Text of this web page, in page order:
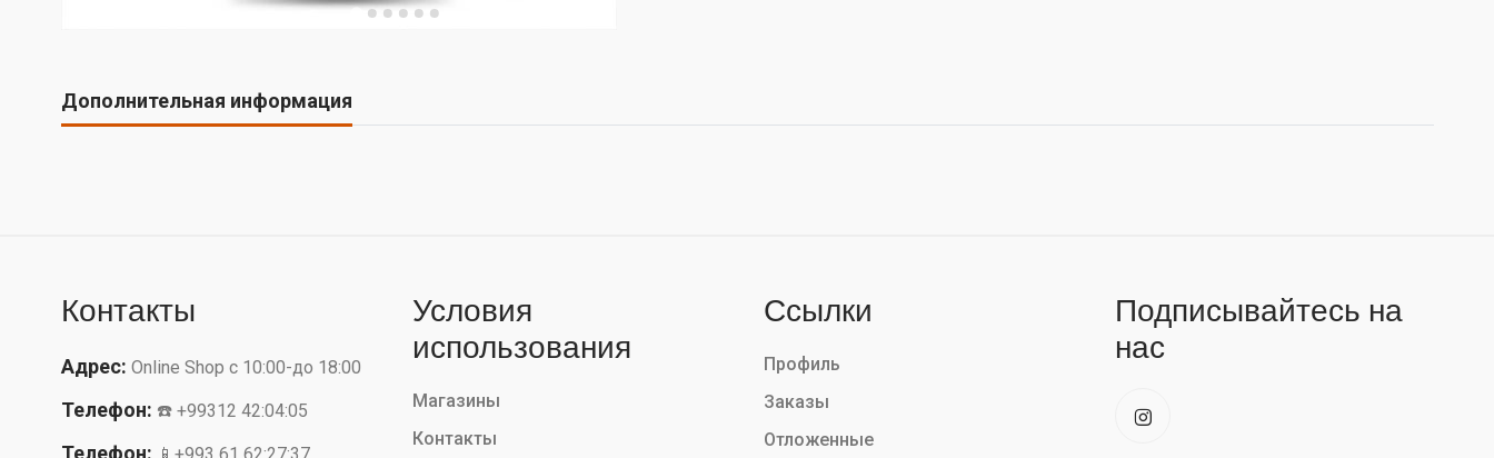
Дополнительная информация
Контакты
Адрес: Online Shop с 10:00-до 18:00
Телефон: ☎️ +99312 42:04:05
Условия
использования
Магазины
Контакты
Ссылки
Профиль
Заказы
Отложенные
Подписывайтесь на
нас